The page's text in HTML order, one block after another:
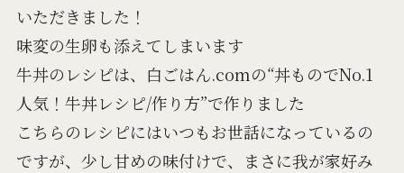
いただきました！
味変の生卵も添えてしまいます
牛丼のレシピは、白ごはん.comの“丼ものでNo.1
人気！牛丼レシピ/作り方”で作りました
こちらのレシピにはいつもお世話になっているの
ですが、少し甘めの味付けで、まさに我が家好み